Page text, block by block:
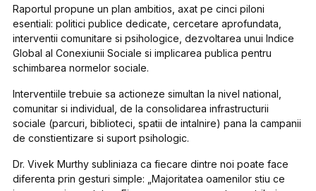
Raportul propune un plan ambitios, axat pe cinci piloni
esentiali: politici publice dedicate, cercetare aprofundata,
interventii comunitare si psihologice, dezvoltarea unui Indice
Global al Conexiunii Sociale si implicarea publica pentru
schimbarea normelor sociale.
Interventiile trebuie sa actioneze simultan la nivel national,
comunitar si individual, de la consolidarea infrastructurii
sociale (parcuri, biblioteci, spatii de intalnire) pana la campanii
de constientizare si suport psihologic.
Dr. Vivek Murthy subliniaza ca fiecare dintre noi poate face
diferenta prin gesturi simple: „Majoritatea oamenilor stiu ce